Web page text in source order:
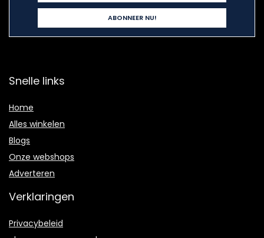
Snelle links
Home
Alles winkelen
Blogs
Onze webshops
Adverteren
Verklaringen
Privacybeleid